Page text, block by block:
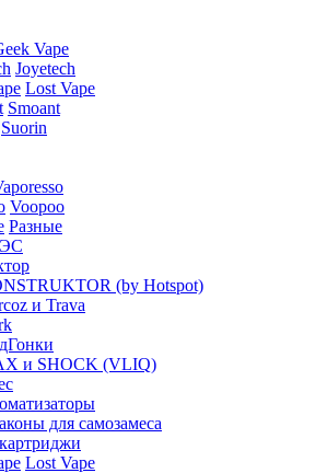
Vape
Joyetech
Lost Vape
Smoant
Suorin
Voopoo
Разные
(by Hotspot)
и Trava
и SHOCK (VLIQ)
для самозамеса
Lost Vape